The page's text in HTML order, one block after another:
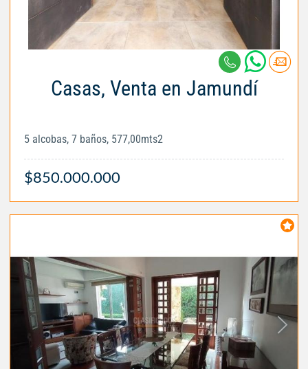
Casas, Venta en Jamundí
5 alcobas, 7 baños, 577,00mts2
$850.000.000